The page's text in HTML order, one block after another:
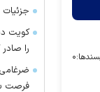
۰
کویت
را
فرصت